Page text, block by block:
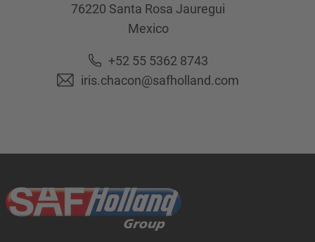
76220 Santa Rosa Jauregui
Mexico
+52 55 5362 8743
iris.chacon@safholland.com